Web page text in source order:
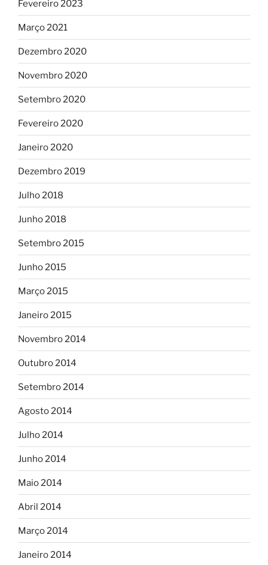
Fevereiro 2023
Março 2021
Dezembro 2020
Novembro 2020
Setembro 2020
Fevereiro 2020
Janeiro 2020
Dezembro 2019
Julho 2018
Junho 2018
Setembro 2015
Junho 2015
Março 2015
Janeiro 2015
Novembro 2014
Outubro 2014
Setembro 2014
Agosto 2014
Julho 2014
Junho 2014
Maio 2014
Abril 2014
Março 2014
Janeiro 2014